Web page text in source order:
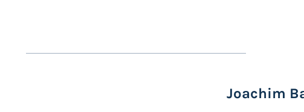
Joachim